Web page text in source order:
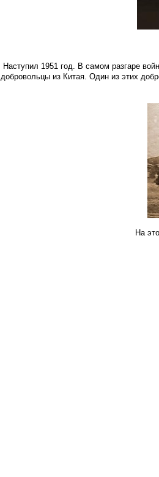
Наступил 1951 год. В самом разгаре
добровольцы из Китая. Один из этих
На